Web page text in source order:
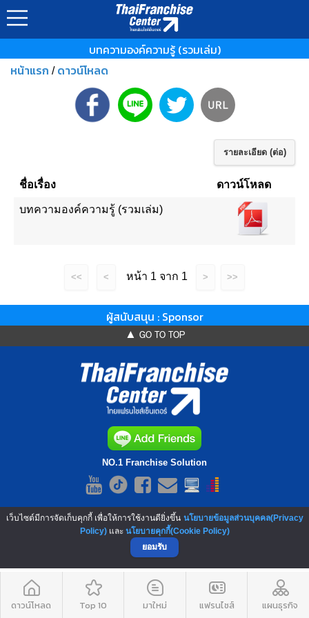
บทความองค์ความรู้ (รวมเล่ม)
หน้าแรก / ดาวน์โหลด
รายละเอียด (ต่อ)
ชื่อเรื่อง ดาวน์โหลด
บทความองค์ความรู้ (รวมเล่ม)
<< < หน้า 1 จาก 1 > >>
ผู้สนับสนุน : Sponsor
▲ GO TO TOP
NO.1 Franchise Solution
เว็บไซต์มีการจัดเก็บคุกกี้ เพื่อให้การใช้งานดียิ่งขึ้น นโยบายข้อมูลส่วนบุคคล(Privacy
Policy)และ นโยบายคุกกี้(Cookie Policy)
ยอมรับ
ดาวน์โหลด Top 10 มาใหม่ แฟรนไชส์ แผนธุรกิจ